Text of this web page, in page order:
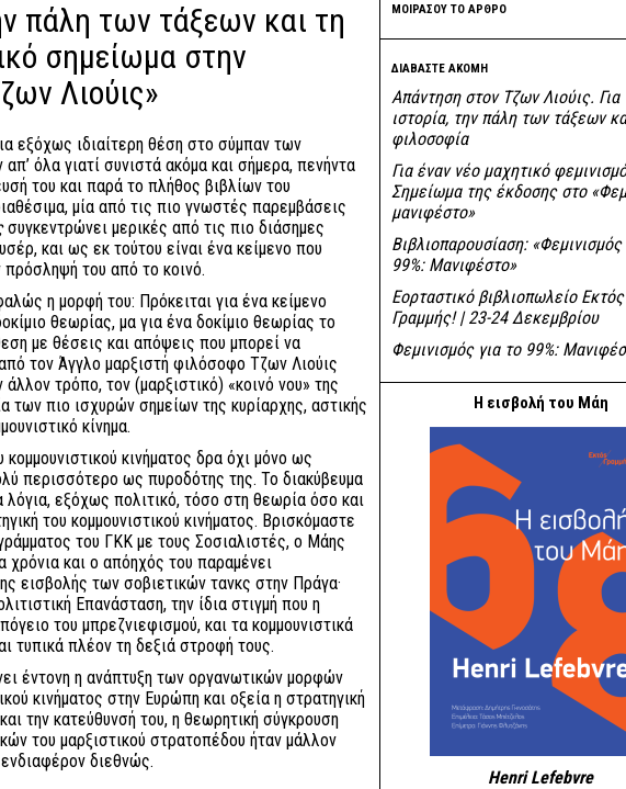
πάλη των τάξεων και τη
σημείωμα στην
Λιούις»
εξόχως ιδιαίτερη θέση στο σύμπαν των
όλα γιατί συνιστά ακόμα και σήμερα, πενήντα
του και παρά το πλήθος βιβλίων του
μία από τις πιο γνωστές παρεμβάσεις
συγκεντρώνει μερικές από τις πιο διάσημες
και ως εκ τούτου είναι ένα κείμενο που
του από το κοινό.
η μορφή του: Πρόκειται για ένα κείμενο
θεωρίας, μα για ένα δοκίμιο θεωρίας το
με θέσεις και απόψεις που μπορεί να
τον Άγγλο μαρξιστή φιλόσοφο Τζων Λιούις
τρόπο, τον (μαρξιστικό) «κοινό νου» της
των πιο ισχυρών σημείων της κυρίαρχης, αστικής
κίνημα.
κινήματος δρα όχι μόνο ως
περισσότερο ως πυροδότης της. Το διακύβευμα
λόγια, εξόχως πολιτικό, τόσο στη θεωρία όσο και
του κομμουνιστικού κινήματος. Βρισκόμαστε
του ΓΚΚ με τους Σοσιαλιστές, ο Μάης
χρόνια και ο απόηχός του παραμένει
εισβολής των σοβιετικών τανκς στην Πράγα·
Επανάσταση, την ίδια στιγμή που η
του μπρεζνιεφισμού, και τα κομμουνιστικά
τυπικά πλέον τη δεξιά στροφή τους.
έντονη η ανάπτυξη των οργανωτικών μορφών
κινήματος στην Ευρώπη και οξεία η στρατηγική
την κατεύθυνσή του, η θεωρητική σύγκρουση
του μαρξιστικού στρατοπέδου ήταν μάλλον
διεθνώς.
ΜΟΙΡΑΣΟΥ ΤΟ ΑΡΘΡΟ
ΔΙΑΒΑΣΤΕ ΑΚΟΜΗ
Απάντηση στον Τζων Λιούις. Για
ιστορία, την πάλη των τάξεων
φιλοσοφία
Για έναν νέο μαχητικό
Σημείωμα της έκδοσης στο
μανιφέστο»
Βιβλιοπαρουσίαση: «Φεμινισμός
99%: Μανιφέστο»
Εορταστικό βιβλιοπωλείο Εκτός
Γραμμής! | 23-24 Δεκεμβρίου
Φεμινισμός για το 99%:
Η εισβολή του Μάη
Henri Lefebvre